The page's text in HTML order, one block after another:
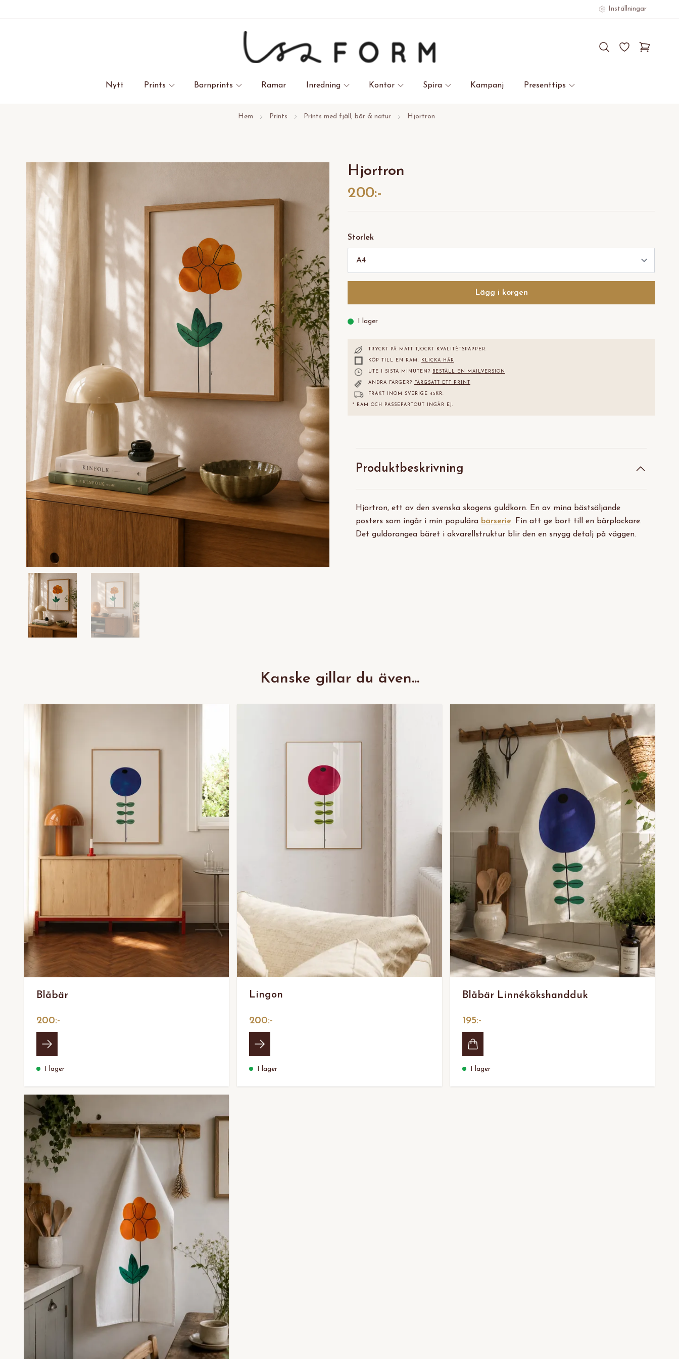
Inställningar
Nytt Prints Barnprints Ramar Inredning Kontor Spira Kampanj Presenttips
Hem Prints Prints med fjäll, bär & natur Hjortron
Hjortron
200:-
Storlek
Lägg i korgen
I lager
TRYCKT PÅ MATT TJOCKT KVALITÈTS PAPPER.
KÖP TILL EN RAM. KLICKA HÄR
UTE I SISTA MINUTEN? BESTÄLL EN MAILVERSION
ANDRA FÄRGER? FÄRGSÄTT ETT PRINT
FRAKT INOM SVERIGE 45KR.
* RAM OCH PASSEPARTOUT INGÅR EJ.
Produktbeskrivning
Hjortron, ett av den svenska skogens guldkorn. En av mina bästsäljande
posters som ingår i min populära bärserie. Fin att ge bort till en bärplockare.
Det guldorangea bäret i akvarellstruktur blir den en snygg detalj på väggen.
Kanske gillar du även...
Blåbär
200:-
I lager
Lingon
200:-
I lager
Blåbär Linnékökshandduk
195:-
I lager